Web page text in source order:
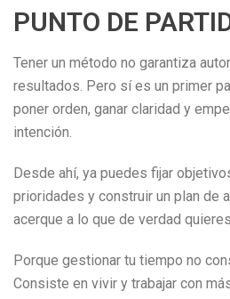
PUNTO DE
Tener un método no garantiza
resultados. Pero sí es un primer
poner orden, ganar claridad y
intención.
Desde ahí, ya puedes fijar
prioridades y construir un plan de
acerque a lo que de verdad
Porque gestionar tu tiempo no
Consiste en vivir y trabajar con